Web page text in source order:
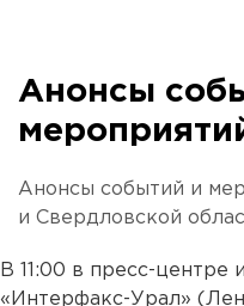
Анонсы
Анонсы событий и
и Свердловской
В 11:00 в пресс-центре
«Интерфакс-Урал»